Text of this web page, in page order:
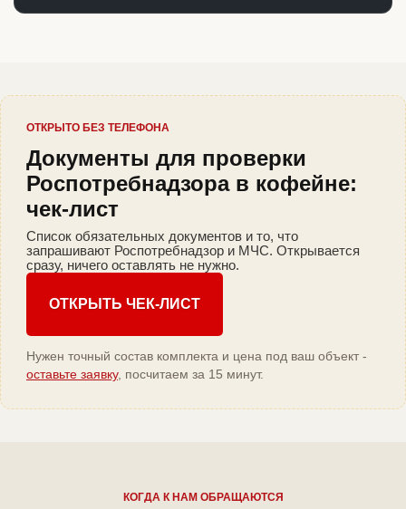
ОТКРЫТО БЕЗ ТЕЛЕФОНА
Документы для проверки
Роспотребнадзора в кофейне:
чек-лист
Список обязательных документов и то, что
запрашивают Роспотребнадзор и МЧС. Открывается
сразу, ничего оставлять не нужно.
ОТКРЫТЬ ЧЕК-ЛИСТ
Нужен точный состав комплекта и цена под ваш объект -
оставьте заявку, посчитаем за 15 минут.
КОГДА К НАМ ОБРАЩАЮТСЯ